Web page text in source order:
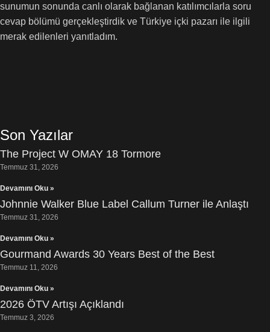
sunumun sonunda canlı olarak bağlanan katılımcılarla soru
cevap bölümü gerçekleştirdik ve Türkiye içki pazarı ile ilgili
merak edilenleri yanıtladım.
Son Yazılar
The Project W OMAY 18 Tormore
Temmuz 31, 2026
Devamını Oku »
Johnnie Walker Blue Label Callum Turner ile Anlaştı
Temmuz 31, 2026
Devamını Oku »
Gourmand Awards 30 Years Best of the Best
Temmuz 11, 2026
Devamını Oku »
2026 ÖTV Artışı Açıklandı
Temmuz 3, 2026